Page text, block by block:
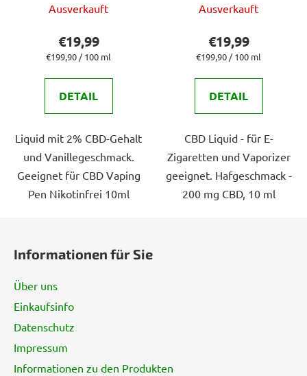
durchschnittliche
ist
Ausverkauft
€19,99
Verkaufspreis:
€199,90 / 100 ml
DETAIL
Liquid mit 2% CBD-Gehalt
und Vanillegeschmack.
Geeignet für CBD Vaping
Pen Nikotinfrei 10ml
ist
Ausverkauft
€19,99
Verkaufspreis:
€199,90 / 100 ml
DETAIL
CBD Liquid - für E-
Zigaretten und Vaporizer
geeignet. Hafgeschmack -
200 mg CBD, 10 ml
Informationen für Sie
Über uns
Einkaufsinfo
Datenschutz
Impressum
Informationen zu den Produkten